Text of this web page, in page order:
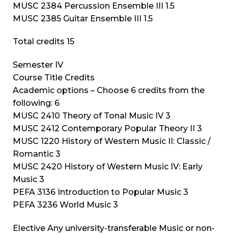
MUSC 2384 Percussion Ensemble III 1.5
MUSC 2385 Guitar Ensemble III 1.5
Total credits 15
Semester IV
Course Title Credits
Academic options – Choose 6 credits from the
following: 6
MUSC 2410 Theory of Tonal Music IV 3
MUSC 2412 Contemporary Popular Theory II 3
MUSC 1220 History of Western Music II: Classic /
Romantic 3
MUSC 2420 History of Western Music IV: Early
Music 3
PEFA 3136 Introduction to Popular Music 3
PEFA 3236 World Music 3
Elective Any university-transferable Music or non-